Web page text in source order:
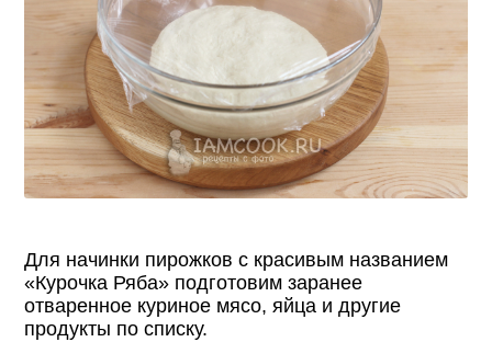
Для начинки пирожков с красивым названием
«Курочка Ряба» подготовим заранее
отваренное куриное мясо, яйца и другие
продукты по списку.